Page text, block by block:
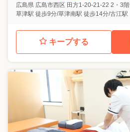
広島県 広島市西区 田方1-20-21-22 2・3階
草津駅 徒歩9分/草津南駅 徒歩14分/古江駅
キープする